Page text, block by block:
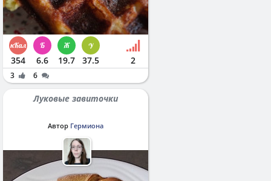
354 6.6 19.7 37.5 2
3 6
Луковые завиточки
Автор Гермиона